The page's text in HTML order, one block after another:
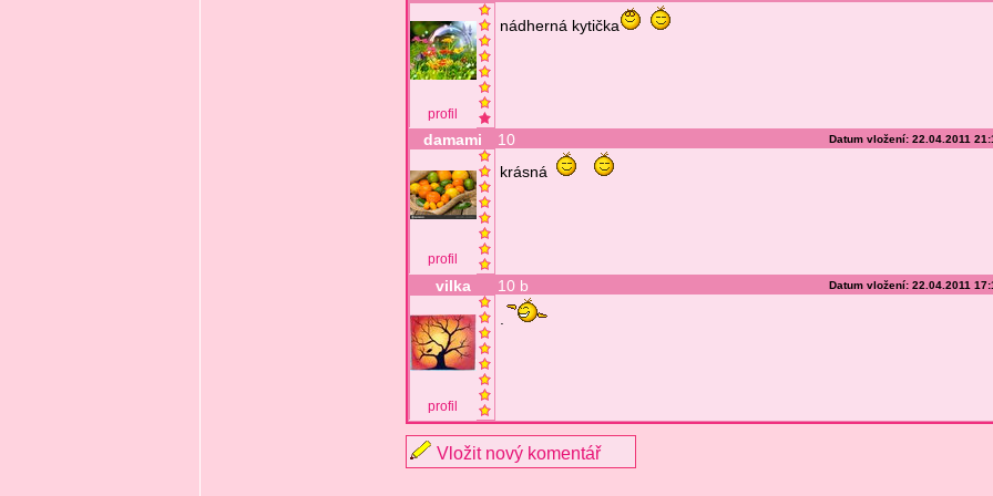
profil
nádherná kytička
damami 10 Datum vložení: 22.04.2011
profil
krásná
vilka 10 b Datum vložení: 22.04.2011
profil
Vložit nový komentář